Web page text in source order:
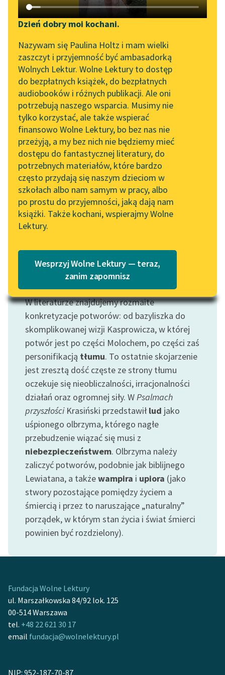
Katalog DAISY
Podkasty o książkach
Zgłoś brak utworu
Aktualności
„Prokurator Alicja Horn”
do słuchania
Byliśmy częścią AI Impact
Lab
Zapraszamy na spotkanie
online z tłumaczkami
literatury skandynawskiej
Spotkanie z Katarzyną
Tunkiel w Oslo
102. lata temu zmarł
Joseph Conrad
Lektury szkolne i klasyka
literatury do słuchania dla
uczennic i uczniów z
niepełnosprawnościami
E-kolekcja lektur
szkolnych i literatury do
słuchania dla uczennic i
uczniów z
niepełnosprawnościami
Feministyczne inspiracje.
Popularyzacja
skandynawskiej literatury
feministycznej
Ręce pełne poezji
Kolekcje edukacyjne
twórców przechodzących
do domeny publicznej,
lektur szkolnych oraz
Starego Testamentu
Narzędzia
Mapa Wolnych Lektur
Leśmianator
Przewodnik dla piszących i
czytających
API
OAI-PMH
Widget Wolnych Lektur
Przypisy
Katalog w formacie PDF
O nas
O projekcie
Dzień dobry moi kochani.
Nazywam się Paulina Holtz i mam wielki
zaszczyt i przyjemność być ambasadorką
Wolnych Lektur. Wolne Lektury to dostęp
do bezpłatnych książek, do bezpłatnych
audiobooków i różnych publikacji. Ale oni
potrzebują naszego wsparcia. Musimy nie
tylko korzystać, ale także wspierać
finansowo Wolne Lektury, bo bez nas nie
przeżyją, a my bez nich nie będziemy mieć
dostępu do fantastycznej literatury, do
potrzebnych materiałów, które bardzo
często przydają się naszym dzieciom w
szkołach albo nam samym w pracy, albo
po prostu do przyjemności, jaką dają nam
książki. Także kochani, wspierajmy Wolne
Lektury.
Wesprzyj Wolne Lektury — teraz,
zanim zapomnisz
John Stuart Mill
kobiet
W tyranii domowej, tak
jak w politycznej,
potwory świadczą o
wartości instytucji.
Przez nich
dowiadujemy...
Czytaj więcej
Motyw: Potwór
Potwór to uosobionewynaturzenie; dlatego
też podstawowym znaczeniem, jakie niesie ze
sobą fakt jego pojawienia się jest naruszenie
istniejącego (a więc „naturalnego”) porządku.
W literaturze znajdujemy rozmaite
konkretyzacje potworów: od bazyliszka do
skomplikowanej wizji Kasprowicza, w której
potwór jest po części Molochem, po części zaś
personifikacją tłumu. To ostatnie skojarzenie
jest zresztą dość częste ze strony tłumu
oczekuje się nieobliczalności, irracjonalności
działań oraz ogromnej siły. WPsalmach
przyszłościKrasiński przedstawiłlud jako
uśpionego olbrzyma, którego nagłe
przebudzenie wiązać się musi z
niebezpieczeństwem. Olbrzyma należy
zaliczyć potworów, podobnie jak biblijnego
Lewiatana, a takżewampira i upiora (jako
stwory pozostające pomiędzy życiem a
śmiercią i przez to naruszające „naturalny”
porządek, w którym stan życia i świat śmierci
powinien być rozdzielony).
Fundacja Wolne Lektury
ul. Marszałkowska 84/92 lok. 125
00-514 Warszawa
tel. +48 22 621 30 17
email fundacja@wolnelektury.pl
NIP: 952-187-70-87